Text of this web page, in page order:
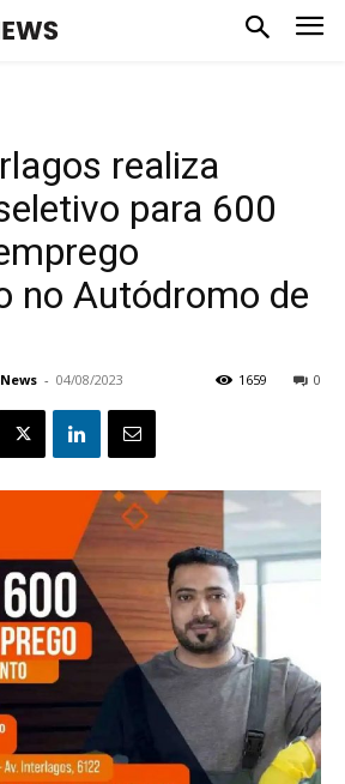
realiza
para 600
no Autódromo de
- 04/08/2023 0
1659